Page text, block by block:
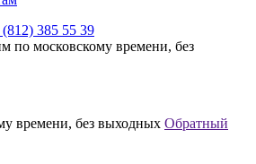
385 55 39
по московскому времени, без
времени, без выходных Обратный